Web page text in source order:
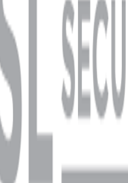
44
- 19:30, Cumartesi 10:00 - 18:00